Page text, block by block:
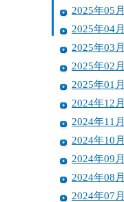
2025年05月
2025年04月
2025年03月
2025年02月
2025年01月
2024年12月
2024年11月
2024年10月
2024年09月
2024年08月
2024年07月